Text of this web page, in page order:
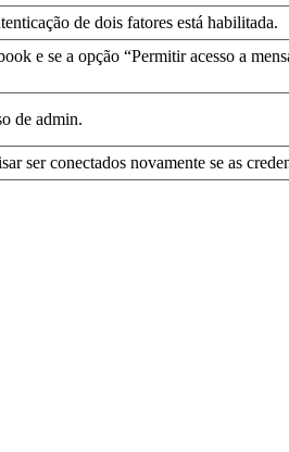
de dois fatores está habilitada.
e se a opção “Permitir acesso a
de admin.
ser conectados novamente se as